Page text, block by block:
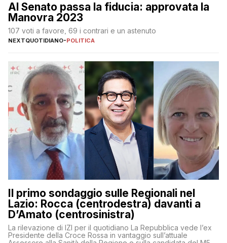
Al Senato passa la fiducia: approvata la
Manovra 2023
107 voti a favore, 69 i contrari e un astenuto
NEXTQUOTIDIANO-POLITICA
Il primo sondaggio sulle Regionali nel
Lazio: Rocca (centrodestra) davanti a
D’Amato (centrosinistra)
La rilevazione di IZI per il quotidiano La Repubblica vede l’ex
Presidente della Croce Rossa in vantaggio sull’attuale